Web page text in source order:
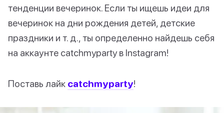
тенденции вечеринок. Если ты ищешь идеи для
вечеринок на дни рождения детей, детские
праздники и т. д., ты определенно найдешь себя
на аккаунте catchmyparty в Instagram!
Поставь лайк catchmyparty!